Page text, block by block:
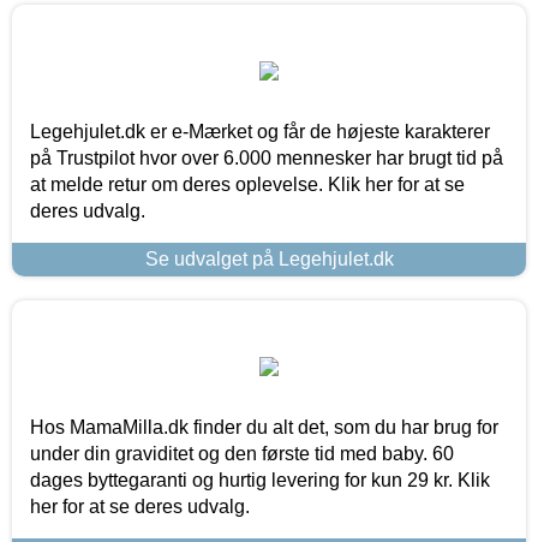
Legehjulet.dk er e-Mærket og får de højeste karakterer
på Trustpilot hvor over 6.000 mennesker har brugt tid på
at melde retur om deres oplevelse. Klik her for at se
deres udvalg.
Se udvalget på Legehjulet.dk
Hos MamaMilla.dk finder du alt det, som du har brug for
under din graviditet og den første tid med baby. 60
dages byttegaranti og hurtig levering for kun 29 kr. Klik
her for at se deres udvalg.